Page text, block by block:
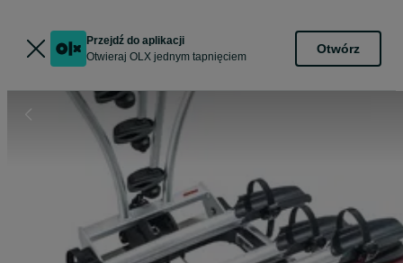
Przejdź do aplikacji
Otwieraj OLX jednym tapnięciem
Otwórz